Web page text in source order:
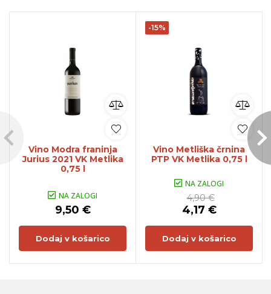
Vino Modra franinja
Jurius 2021 VK Metlika
0,75 l
NA ZALOGI
9,50 €
Dodaj v košarico
-15%
Vino Metliška črnina
PTP VK Metlika 0,75 l
NA ZALOGI
4,90 €
4,17 €
Dodaj v košarico